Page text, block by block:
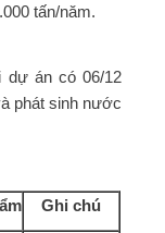
tấn/năm.
dự án có 06/12
phát sinh nước
Ghi chú